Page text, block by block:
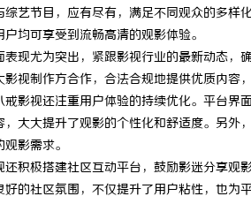
综艺节目，应有尽有，满足不同观众的多
均可享受到流畅高清的观影体验。
现尤为突出，紧跟影视行业的最新动态
视制作方合作，合法合规地提供优质内容
戒影视还注重用户体验的持续优化。平台
大大提升了观影的个性化和舒适度。另
影需求。
积极搭建社区互动平台，鼓励影迷分享
的社区氛围，不仅提升了用户粘性，也为